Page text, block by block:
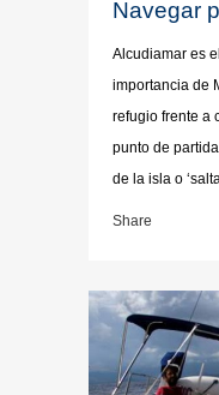
Navegar
Alcudiamar es
importancia de
refugio frente a
punto de
de la isla o
Share